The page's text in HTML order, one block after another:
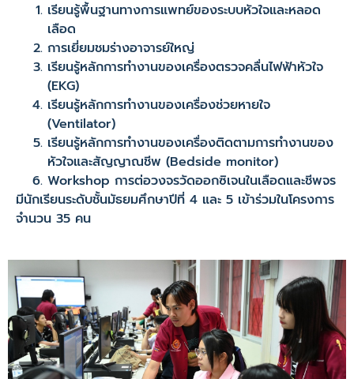
เรียนรู้พื้นฐานทางการแพทย์ของระบบหัวใจและหลอด
เลือด
การเยี่ยมชมร่างอาจารย์ใหญ่
เรียนรู้หลักการทำงานของเครื่องตรวจคลื่นไฟฟ้าหัวใจ
(EKG)
เรียนรู้หลักการทำงานของเครื่องช่วยหายใจ
(Ventilator)
เรียนรู้หลักการทำงานของเครื่องติดตามการทำงานของ
หัวใจและสัญญาณชีพ (Bedside monitor)
Workshop การต่อวงจรวัดออกซิเจนในเลือดและชีพจร
มีนักเรียนระดับชั้นมัธยมศึกษาปีที่ 4 และ 5 เข้าร่วมในโครงการ
จำนวน 35 คน